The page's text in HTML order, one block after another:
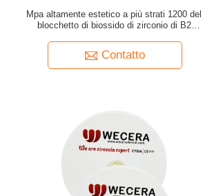
Mpa altamente estetico a più strati 1200 del
blocchetto di biossido di zirconio di B2
Contatto